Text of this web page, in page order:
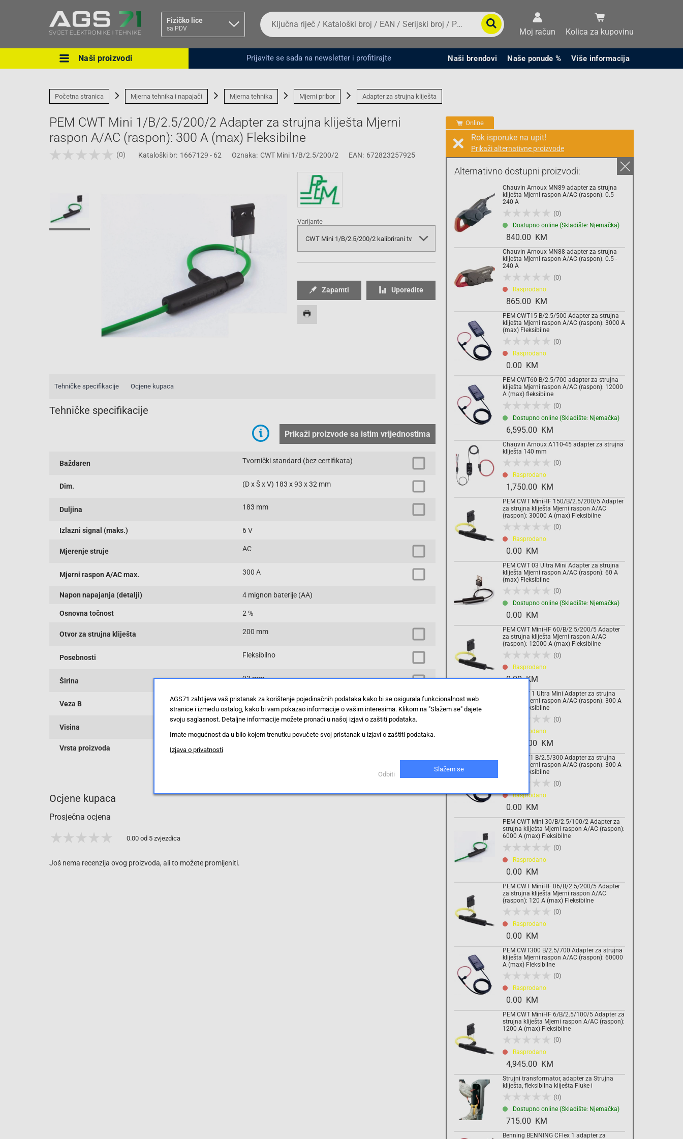
Fizičko lice
sa PDV
Ova postavka prilagođava asortiman proizvoda i
Pravno lice Fizičko lice
Da
biste
potražili
proizvod,
unesite
broj,
EAN
serijski
broj
Moj račun Kolica za kupovinu
Naši proizvodi Prijavite se sada na newsletter i profitirajte Naši brendovi Naše ponude % Više informacija
Početna stranica Mjerna tehnika i napajači Mjerna tehnika Mjerni pribor Adapter za strujna kliješta
PEM CWT Mini 1/B/2.5/200/2 Adapter za strujna kliješta Mjerni
raspon A/AC (raspon): 300 A (max) Fleksibilne
(0) Kataloški br: 1667129 - 62 Oznaka: CWT Mini 1/B/2.5/200/2 EAN: 672823257925
Online
Alternativno dostupni proizvodi:
Chauvin Arnoux MN89 adapter za strujna
kliješta Mjerni raspon A/AC (raspon): 0.5 -
240 A
(0)
Dostupno online (Skladište: Njemačka)
840.00 KM
Chauvin Arnoux MN88 adapter za strujna
kliješta Mjerni raspon A/AC (raspon): 0.5 -
240 A
(0)
Rasprodano
865.00 KM
PEM CWT15 B/2.5/500 Adapter za strujna
kliješta Mjerni raspon A/AC (raspon): 3000 A
(max) Fleksibilne
(0)
Rasprodano
0.00 KM
PEM CWT60 B/2.5/700 adapter za strujna
kliješta Mjerni raspon A/AC (raspon): 12000
A (max) fleksibilne
(0)
Dostupno online (Skladište: Njemačka)
6,595.00 KM
Chauvin Arnoux A110-45 adapter za strujna
kliješta 140 mm
(0)
Rasprodano
1,750.00 KM
PEM CWT MiniHF 150/B/2.5/200/5 Adapter
za strujna kliješta Mjerni raspon A/AC
(raspon): 30000 A (max) Fleksibilne
(0)
Rasprodano
0.00 KM
PEM CWT 03 Ultra Mini Adapter za strujna
kliješta Mjerni raspon A/AC (raspon): 60 A
(max) Fleksibilne
(0)
Dostupno online (Skladište: Njemačka)
0.00 KM
PEM CWT MiniHF 60/B/2.5/200/5 Adapter
za strujna kliješta Mjerni raspon A/AC
(raspon): 12000 A (max) Fleksibilne
(0)
Rasprodano
0.00 KM
PEM CWT 1 Ultra Mini Adapter za strujna
kliješta Mjerni raspon A/AC (raspon): 300 A
(max) Fleksibilne
(0)
Rasprodano
7,290.00 KM
PEM CWT1 B/2.5/300 Adapter za strujna
kliješta Mjerni raspon A/AC (raspon): 300 A
(max) Fleksibilne
(0)
Rasprodano
0.00 KM
PEM CWT Mini 30/B/2.5/100/2 Adapter za
strujna kliješta Mjerni raspon A/AC (raspon):
6000 A (max) Fleksibilne
(0)
Rasprodano
0.00 KM
PEM CWT MiniHF 06/B/2.5/200/5 Adapter
za strujna kliješta Mjerni raspon A/AC
(raspon): 120 A (max) Fleksibilne
(0)
Rasprodano
0.00 KM
PEM CWT300 B/2.5/700 Adapter za strujna
kliješta Mjerni raspon A/AC (raspon): 60000
A (max) Fleksibilne
(0)
Rasprodano
0.00 KM
PEM CWT MiniHF 6/B/2.5/100/5 Adapter za
strujna kliješta Mjerni raspon A/AC (raspon):
1200 A (max) Fleksibilne
(0)
Rasprodano
4,945.00 KM
Strujni transformator, adapter za Strujna
kliješta, fleksibilna kliješta Fluke i
(0)
Dostupno online (Skladište: Njemačka)
715.00 KM
Benning BENNING CFlex 1 adapter za
Rok isporuke na upit!
Prikaži alternativne proizvode
Prodaja i slanje od: Architektengruppe S71 d.o.o.
Cijena na upit
0.00 KM
sa PDV Troškovi dostave
Komada
Dodaj u košaricu
Varijante
Zapamti Uporedite
Tehničke specifikacije Ocjene kupaca
Tehničke specifikacije
Prikaži proizvode sa istim vrijednostima
Baždaren Tvornički standard (bez certifikata)
Dim. (D x Š x V) 183 x 93 x 32 mm
Duljina 183 mm
Izlazni signal (maks.) 6 V
Mjerenje struje AC
Mjerni raspon A/AC max. 300 A
Napon napajanja (detalji) 4 mignon baterije (AA)
Osnovna točnost 2 %
Otvor za strujna kliješta 200 mm
Posebnosti Fleksibilno
Širina 93 mm
Veza B BNC konektor
Visina
Vrsta proizvoda
Prikaži proizvode sa istim vrijednostima
Ocjene kupaca
Prosječna ocjena
0.00 od 5 zvjezdica
Još nema recenzija ovog proizvoda, ali to možete promijeniti.
AGS71 zahtijeva vaš pristanak za korištenje pojedinačnih podataka kako bi se osigurala funkcionalnost web
stranice i između ostalog, kako bi vam pokazao informacije o vašim interesima. Klikom na "Slažem se" dajete
svoju saglasnost. Detaljne informacije možete pronaći u našoj izjavi o zaštiti podataka.
Imate mogućnost da u bilo kojem trenutku povučete svoj pristanak u izjavi o zaštiti podataka.
Izjava o privatnosti
Odbiti
Slažem se